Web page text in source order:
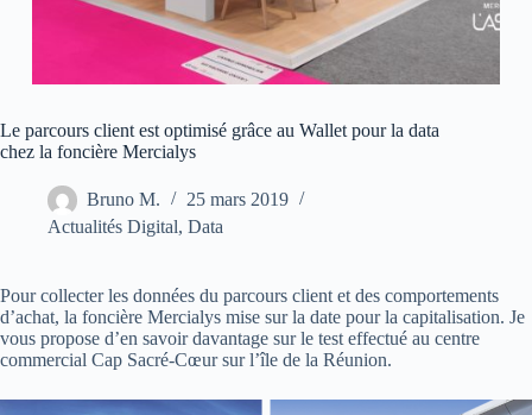
Le parcours client est optimisé grâce au Wallet pour la data
chez la foncière Mercialys
Bruno M.
25 mars 2019
Actualités Digital, Data
Pour collecter les données du parcours client et des comportements
d’achat, la foncière Mercialys mise sur la date pour la capitalisation. Je
vous propose d’en savoir davantage sur le test effectué au centre
commercial Cap Sacré-Cœur sur l’île de la Réunion.